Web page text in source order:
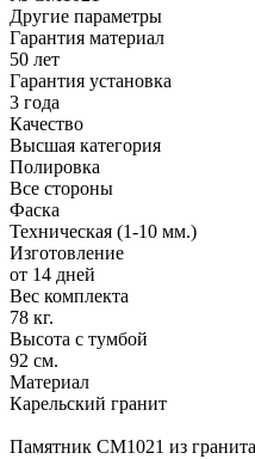
Другие параметры
Гарантия материал
50 лет
Гарантия установка
3 года
Качество
Высшая категория
Полировка
Все стороны
Фаска
Техническая (1-10 мм.)
Изготовление
от 14 дней
Вес комплекта
78 кг.
Высота с тумбой
92 см.
Материал
Карельский гранит
Памятник CM1021 из гранита